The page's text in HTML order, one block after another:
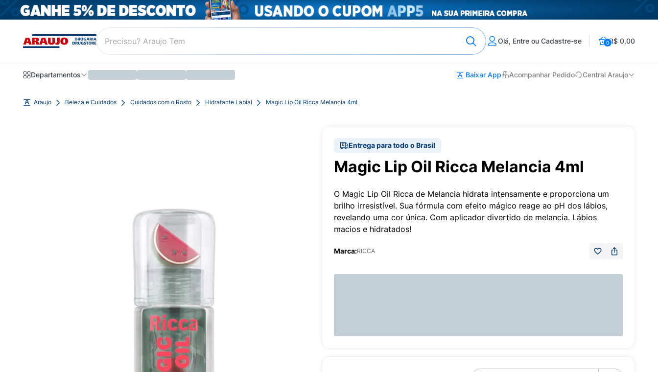
Olá, Entre ou Cadastre-se 0R$ 0,00
Departamentos Baixar App Acompanhar Pedido Central Araujo
Araujo Beleza e Cuidados Cuidados com o Rosto Hidratante Labial Magic Lip Oil Ricca Melancia 4ml
Entrega para todo o Brasil
Magic Lip Oil Ricca Melancia 4ml
O Magic Lip Oil Ricca de Melancia hidrata intensamente e proporciona um
brilho irresistível. Sua fórmula com efeito mágico reage ao pH dos lábios,
revelando uma cor única. Com aplicador divertido de melancia. Lábios
macios e hidratados!
Marca:RICCA